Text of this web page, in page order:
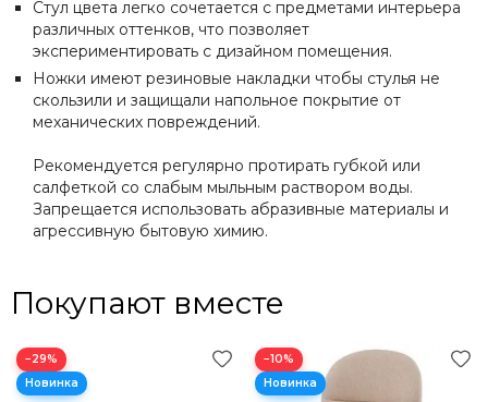
Стул цвета легко сочетается с предметами интерьера
различных оттенков, что позволяет
экспериментировать с дизайном помещения.
Ножки имеют резиновые накладки чтобы стулья не
скользили и защищали напольное покрытие от
механических повреждений.
Рекомендуется регулярно протирать губкой или
салфеткой со слабым мыльным раствором воды.
Запрещается использовать абразивные материалы и
агрессивную бытовую химию.
Покупают вместе
−29% −10%